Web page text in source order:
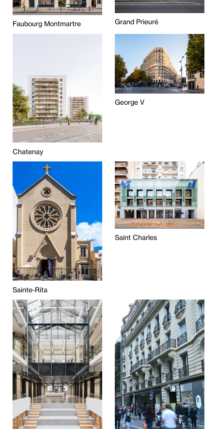
Faubourg Montmartre Grand Prieuré
Chatenay
George V
Sainte-Rita
Saint Charles